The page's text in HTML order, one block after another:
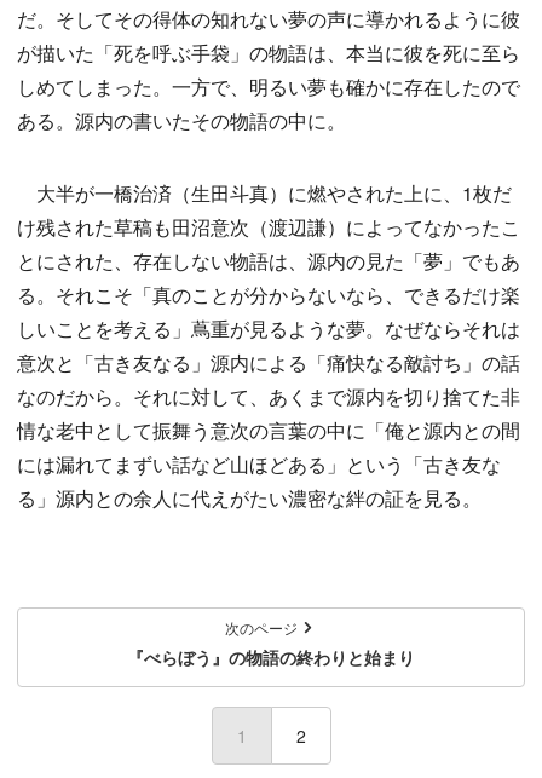
だ。そしてその得体の知れない夢の声に導かれるように彼
が描いた「死を呼ぶ手袋」の物語は、本当に彼を死に至ら
しめてしまった。一方で、明るい夢も確かに存在したので
ある。源内の書いたその物語の中に。
大半が一橋治済（生田斗真）に燃やされた上に、1枚だ
け残された草稿も田沼意次（渡辺謙）によってなかったこ
とにされた、存在しない物語は、源内の見た「夢」でもあ
る。それこそ「真のことが分からないなら、できるだけ楽
しいことを考える」蔦重が見るような夢。なぜならそれは
意次と「古き友なる」源内による「痛快なる敵討ち」の話
なのだから。それに対して、あくまで源内を切り捨てた非
情な老中として振舞う意次の言葉の中に「俺と源内との間
には漏れてまずい話など山ほどある」という「古き友な
る」源内との余人に代えがたい濃密な絆の証を見る。
次のページ
『べらぼう』の物語の終わりと始まり
1 (current)
2